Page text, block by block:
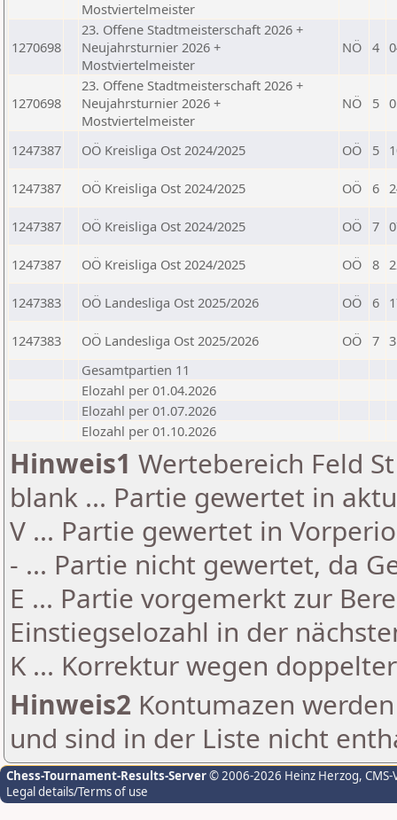
Mostviertelmeister
1270698
23. Offene Stadtmeisterschaft 2026 +
Neujahrsturnier 2026 +
Mostviertelmeister
NÖ 4
1270698
23. Offene Stadtmeisterschaft 2026 +
Neujahrsturnier 2026 +
Mostviertelmeister
NÖ 5
1247387 OÖ Kreisliga Ost 2024/2025 OÖ 5
1247387 OÖ Kreisliga Ost 2024/2025 OÖ 6
1247387 OÖ Kreisliga Ost 2024/2025 OÖ 7
1247387 OÖ Kreisliga Ost 2024/2025 OÖ 8
1247383 OÖ Landesliga Ost 2025/2026 OÖ 6
1247383 OÖ Landesliga Ost 2025/2026 OÖ 7
Gesamtpartien 11
Elozahl per 01.04.2026
Elozahl per 01.07.2026
Elozahl per 01.10.2026
Hinweis1 Wertebereich Feld
blank ... Partie gewertet in
V ... Partie gewertet in
- ... Partie nicht gewertet, da
E ... Partie vorgemerkt zur
Einstiegselozahl in der
K ... Korrektur wegen
Hinweis2 Kontumazen
und sind in der Liste nicht
Chess-Tournament-Results-Server© 2006-2026 Heinz Herzog,
Legal details/Terms of use